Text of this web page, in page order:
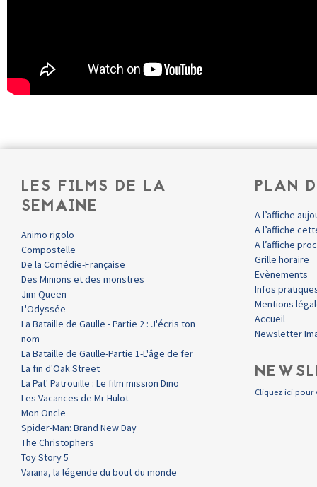
LES FILMS DE LA
SEMAINE
Animo rigolo
Compostelle
De la Comédie-Française
Des Minions et des monstres
Jim Queen
L'Odyssée
La Bataille de Gaulle - Partie 2 : J'écris ton
nom
La Bataille de Gaulle-Partie 1-L'âge de fer
La fin d'Oak Street
La Pat' Patrouille : Le film mission Dino
Les Vacances de Mr Hulot
Mon Oncle
Spider-Man: Brand New Day
The Christophers
Toy Story 5
Vaiana, la légende du bout du monde
PLAN
A l’affiche
A l’affiche
A l’affiche
Grille horaire
Evènements
Infos
Mentions
Accueil
Newsletter
Cliquez ici pour